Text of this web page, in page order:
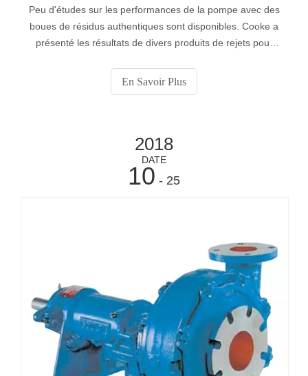
Peu d'études sur les performances de la pompe avec des
boues de résidus authentiques sont disponibles. Cooke a
présenté les résultats de divers produits de rejets pour
38%, avec des contraintes de rendement allant de 60 à
près de 100 Pa.
En Savoir Plus
2018
DATE
10 - 25